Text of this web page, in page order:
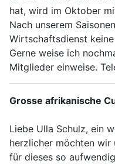
hat, wird im Oktober
Nach unserem
Wirtschaftsdienst
Gerne weise ich
Mitglieder einweise.
Grosse afrikanische
Liebe Ulla Schulz, ein
herzlicher möchten wir
für dieses so